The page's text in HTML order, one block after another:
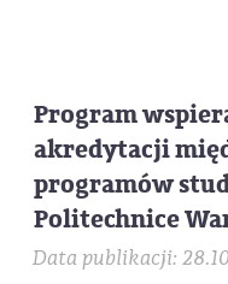
Program
akredytacji
programów
Politechnice
Data publikacji: